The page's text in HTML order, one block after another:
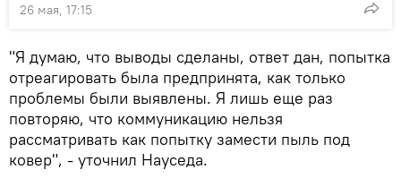
26 мая, 17:15
"Я думаю, что выводы сделаны, ответ дан, попытка
отреагировать была предпринята, как только
проблемы были выявлены. Я лишь еще раз
повторяю, что коммуникацию нельзя
рассматривать как попытку замести пыль под
ковер", - уточнил Науседа.